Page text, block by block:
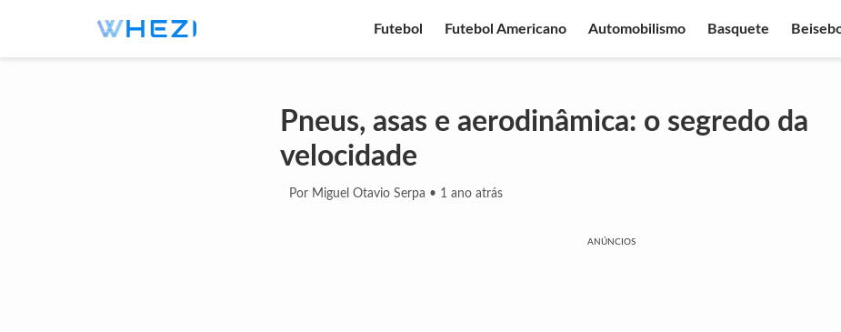
Futebol Futebol Americano Automobilismo Basquete
Pneus, asas e aerodinâmica: o segredo da
velocidade
Por Miguel Otavio Serpa • 1 ano atrás
ANÚNCIOS